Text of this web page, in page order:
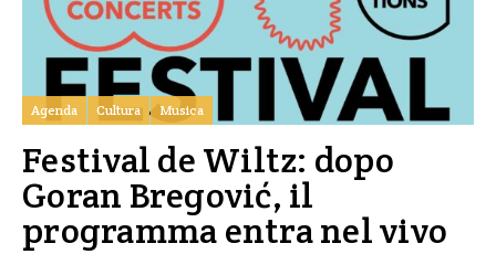
Agenda Cultura Musica
Festival de Wiltz: dopo
Goran Bregović, il
programma entra nel vivo